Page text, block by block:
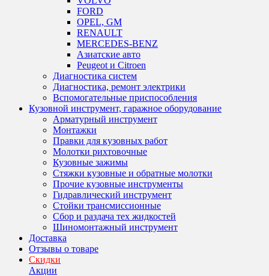
FORD
OPEL, GM
RENAULT
MERCEDES-BENZ
Азиатские авто
Peugeot и Citroen
Диагностика систем
Диагностика, ремонт электрики
Вспомогательные приспособления
Кузовной инструмент, гаражное оборудование
Арматурный инструмент
Монтажки
Правки для кузовных работ
Молотки рихтовочные
Кузовные зажимы
Стяжки кузовные и обратные молотки
Прочие кузовные инструменты
Гидравлический инструмент
Стойки трансмиссионные
Сбор и раздача тех жидкостей
Шиномонтажный инструмент
Доставка
Отзывы о товаре
Скидки
Акции